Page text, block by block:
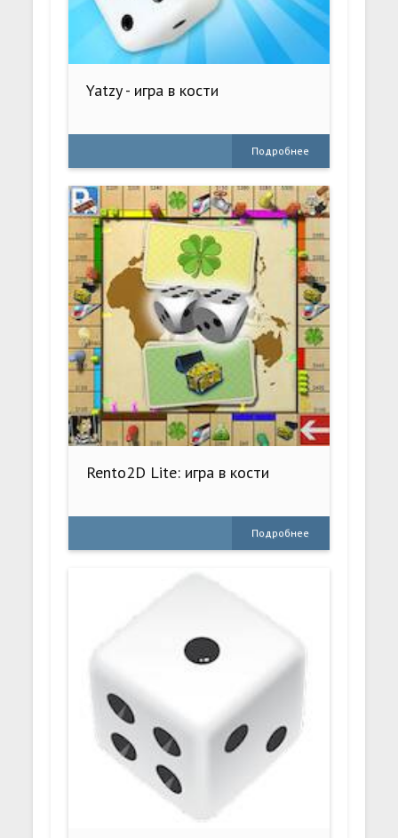
Yatzy - игра в кости
Подробнее
Rento2D Lite: игра в кости
Подробнее